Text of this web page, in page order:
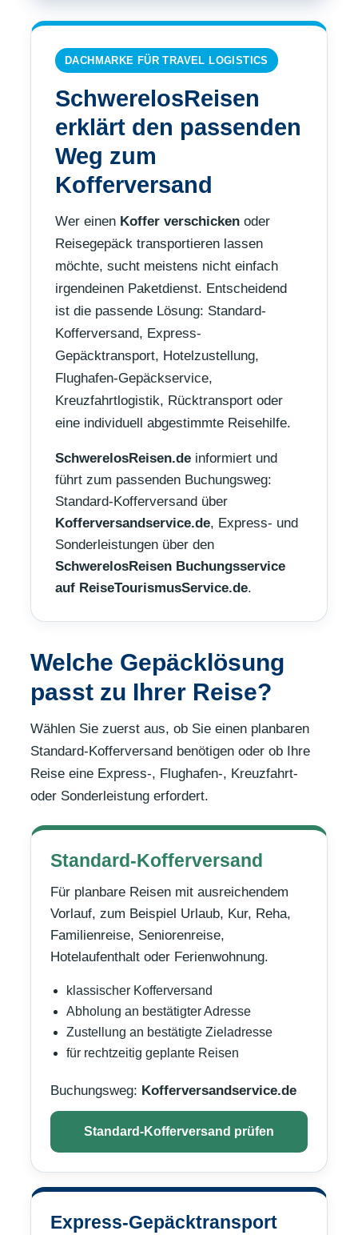
DACHMARKE FÜR TRAVEL LOGISTICS
SchwerelosReisen
erklärt den passenden
Weg zum
Kofferversand
Wer einen Koffer verschicken oder
Reisegepäck transportieren lassen
möchte, sucht meistens nicht einfach
irgendeinen Paketdienst. Entscheidend
ist die passende Lösung: Standard-
Kofferversand, Express-
Gepäcktransport, Hotelzustellung,
Flughafen-Gepäckservice,
Kreuzfahrtlogistik, Rücktransport oder
eine individuell abgestimmte Reisehilfe.
SchwerelosReisen.de informiert und
führt zum passenden Buchungsweg:
Standard-Kofferversand über
Kofferversandservice.de, Express- und
Sonderleistungen über den
SchwerelosReisen Buchungsservice
auf ReiseTourismusService.de.
Welche Gepäcklösung
passt zu Ihrer Reise?
Wählen Sie zuerst aus, ob Sie einen planbaren
Standard-Kofferversand benötigen oder ob Ihre
Reise eine Express-, Flughafen-, Kreuzfahrt-
oder Sonderleistung erfordert.
Standard-Kofferversand
Für planbare Reisen mit ausreichendem
Vorlauf, zum Beispiel Urlaub, Kur, Reha,
Familienreise, Seniorenreise,
Hotelaufenthalt oder Ferienwohnung.
klassischer Kofferversand
Abholung an bestätigter Adresse
Zustellung an bestätigte Zieladresse
für rechtzeitig geplante Reisen
Buchungsweg: Kofferversandservice.de
Standard-Kofferversand prüfen
Express-Gepäcktransport